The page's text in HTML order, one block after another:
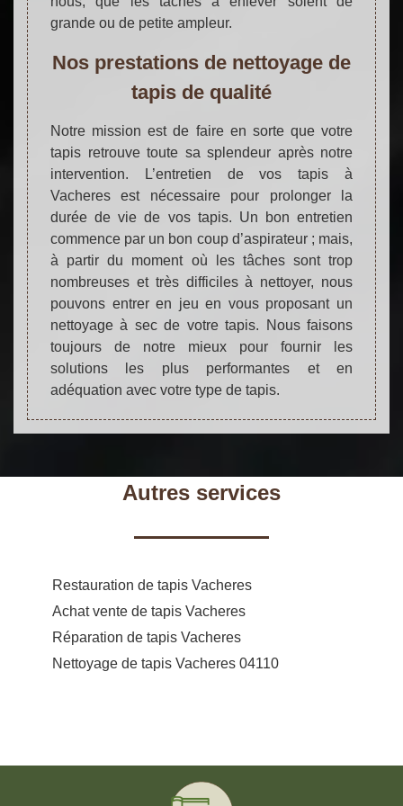
grande ou de petite ampleur.
Nos prestations de nettoyage de
tapis de qualité
Notre mission est de faire en sorte que votre
tapis retrouve toute sa splendeur après notre
intervention. L’entretien de vos tapis à
Vacheres est nécessaire pour prolonger la
durée de vie de vos tapis. Un bon entretien
commence par un bon coup d’aspirateur ; mais,
à partir du moment où les tâches sont trop
nombreuses et très difficiles à nettoyer, nous
pouvons entrer en jeu en vous proposant un
nettoyage à sec de votre tapis. Nous faisons
toujours de notre mieux pour fournir les
solutions les plus performantes et en
adéquation avec votre type de tapis.
Autres services
Restauration de tapis Vacheres
Achat vente de tapis Vacheres
Réparation de tapis Vacheres
Nettoyage de tapis Vacheres 04110